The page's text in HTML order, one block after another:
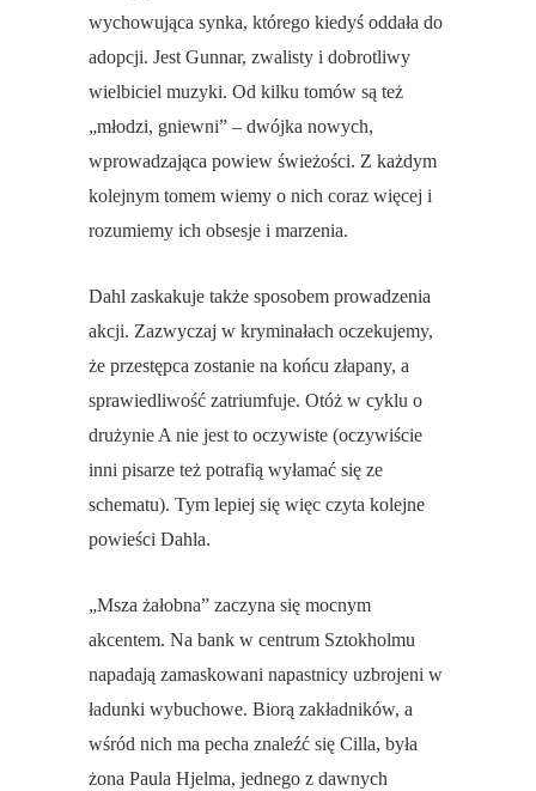
wychowująca synka, którego kiedyś oddała do
adopcji. Jest Gunnar, zwalisty i dobrotliwy
wielbiciel muzyki. Od kilku tomów są też
„młodzi, gniewni” – dwójka nowych,
wprowadzająca powiew świeżości. Z każdym
kolejnym tomem wiemy o nich coraz więcej i
rozumiemy ich obsesje i marzenia.
Dahl zaskakuje także sposobem prowadzenia
akcji. Zazwyczaj w kryminałach oczekujemy,
że przestępca zostanie na końcu złapany, a
sprawiedliwość zatriumfuje. Otóż w cyklu o
drużynie A nie jest to oczywiste (oczywiście
inni pisarze też potrafią wyłamać się ze
schematu). Tym lepiej się więc czyta kolejne
powieści Dahla.
„Msza żałobna” zaczyna się mocnym
akcentem. Na bank w centrum Sztokholmu
napadają zamaskowani napastnicy uzbrojeni w
ładunki wybuchowe. Biorą zakładników, a
wśród nich ma pecha znaleźć się Cilla, była
żona Paula Hjelma, jednego z dawnych